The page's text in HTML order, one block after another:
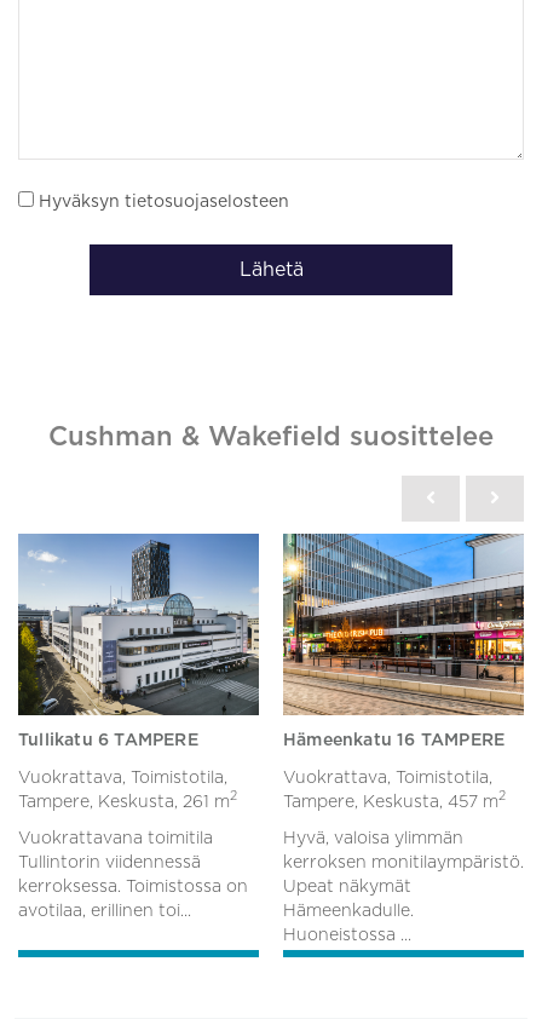
Hyväksyn tietosuojaselosteen
Lähetä
Cushman & Wakefield suosittelee
Tullikatu 6 TAMPERE
Vuokrattava, Toimistotila,
Tampere, Keskusta, 261 m2
Vuokrattavana toimitila
Tullintorin viidennessä
kerroksessa. Toimistossa on
avotilaa, erillinen toi...
Hämeenkatu 16 TAMPERE
Vuokrattava, Toimistotila,
Tampere, Keskusta, 457 m2
Hyvä, valoisa ylimmän
kerroksen monitilaympäristö.
Upeat näkymät
Hämeenkadulle.
Huoneistossa ...